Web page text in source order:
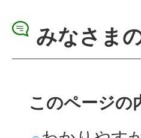
みなさま
このページの